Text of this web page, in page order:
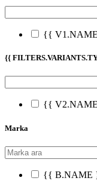
{{
{{
{{
Marka
{{ B.NAME